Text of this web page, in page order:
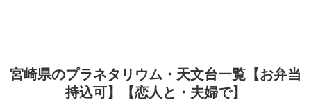
宮崎県のプラネタリウム・天文台一覧【お弁当
持込可】【恋人と・夫婦で】